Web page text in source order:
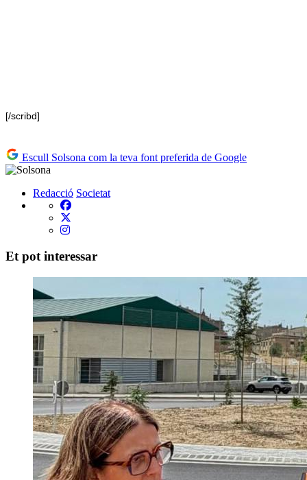
[/scribd]
Escull Solsona com la teva font preferida de Google
Redacció Societat
Et pot interessar